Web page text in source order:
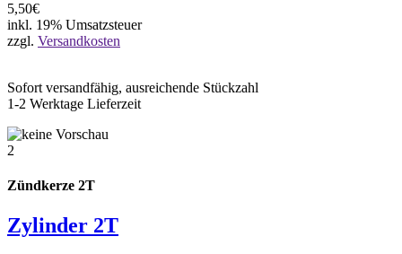
5,50€
inkl. 19% Umsatzsteuer
zzgl. Versandkosten
Sofort versandfähig, ausreichende Stückzahl
1-2 Werktage Lieferzeit
2
Zündkerze 2T
Zylinder 2T